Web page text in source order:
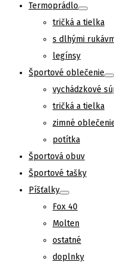
Termoprádlo
tričká a tielka
s dlhými
legínsy
Športové oblečenie
vychádzkové
tričká a tielka
zimné
potítka
Športová obuv
Športové tašky
Píšťalky
Fox 40
Molten
ostatné
doplnky